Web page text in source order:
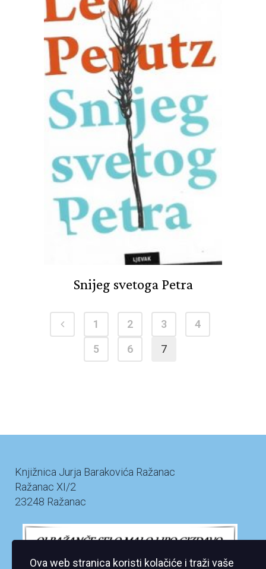
Snijeg svetoga Petra
1 2 3
4
5
6 7
Knjižnica Jurja Barakovića Ražanac
Ražanac XI/2
23248 Ražanac
Ova web stranica koristi kolačiće i traži vaše